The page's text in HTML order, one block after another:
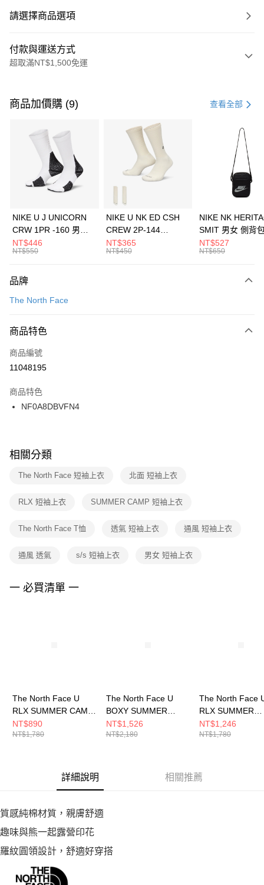
請選擇商品選項
付款與運送方式
超取滿NT$1,500免運
信用卡一次付款
3 期 0 利率 每期 21家銀行
合作金庫商業銀行
第一商業銀行
華南商業銀行
彰化商業銀行
上海商業儲蓄銀行
元大商業銀行
台灣樂天信用卡公司
Apple Pay
全盈+PAY
AFTEE先享後付
【關於「AFTEE先享後付」】
便利好安心！
３．安心：先確認商品／服務後，再付款。
【「AFTEE先享後付」結帳流程】
１．於結帳方式選擇「AFTEE先享後付」後，將跳轉至「AFTEE先享後付」
２．訂單成立數日內，您將收到繳費通知簡訊。
３．收到繳費通知簡訊後14天內，點擊此簡訊中的連結，可透過四大超商／
ATM／網路銀行／等多元方式進行付款，方視為交易完成。
※ 交易是否成功請以「AFTEE先享後付 」之結帳頁面顯示為準，若有關於
是否繳費成功／繳費後需取消欲退款等相關疑問，請聯繫「AFTEE先享後付
客戶支援中心」https://netprotections.freshdesk.com/support/home
１．透過由恩沛科技股份有限公司提供之「AFTEE先享後付」服務完成之交
權轉讓予恩沛科技股份有限公司。
３．未成年的使用者請事先徵得法定代理人或監護人之同意方可使用
４．使用「AFTEE先享後付」時，將依據個別帳號之用戶狀況，依本公司即
運送方式
每筆NT$100，滿NT$1,500(含以上)免運費
宅配
每筆NT$100，滿NT$1,500(含以上)免運費
付款後門市自取
每筆NT$100，滿NT$1,500(含以上)免運費
商品加價購 (9) 查看全部
NIKE U J UNICORN
CRW 1PR -160 男女
中統襪 FZ3393100
NT$446
NT$550
NIKE U NK ED CSH
CREW 2P-144
EMBRDY 男女 短統襪
FZ3073133
NT$365
NT$450
NIKE NK
SMIT 男女 側背
BA5871010
NT$527
NT$650
品牌
The North Face
商品特色
商品編號
11048195
商品特色
NF0A8DBVFN4
相關分類
The North Face 短袖上衣 北面 短袖上衣
RLX 短袖上衣 SUMMER CAMP 短袖上衣
The North Face T恤 透氣 短袖上衣 通風 短袖上衣
通風 透氣 s/s 短袖上衣 男女 短袖上衣
一 必買清單 一
The North Face U
RLX SUMMER CAMP
S/S TEE GRAPHIC -
AP 男女 短袖上衣
NT$890
NT$1,780
The North Face U
BOXY SUMMER
CAMP S/S TEE
GRAPHIC - AP 男女
NT$1,526
NT$2,180
The North Face
RLX SUMMER
TRAVEL S/S TEE
GRAPHIC - AP
NT$1,246
NT$1,780
詳細說明 相關推薦
質感純棉材質，親膚舒適
趣味與熊一起露營印花
羅紋圓領設計，舒適好穿搭